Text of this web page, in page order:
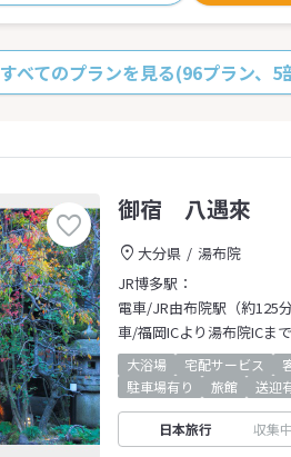
すべてのプランを見る(96プラン、5
御宿 八遇來
大分県
湯布院
JR博多駅：
電車/JR由布院駅（約125分
車/福岡ICより湯布院ICま
大浴場 宅配サービス
駐車場有り
旅館 送迎
日本旅行 収集中